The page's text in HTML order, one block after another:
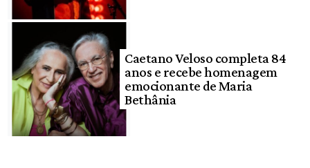
Caetano Veloso completa 84
anos e recebe homenagem
emocionante de Maria
Bethânia